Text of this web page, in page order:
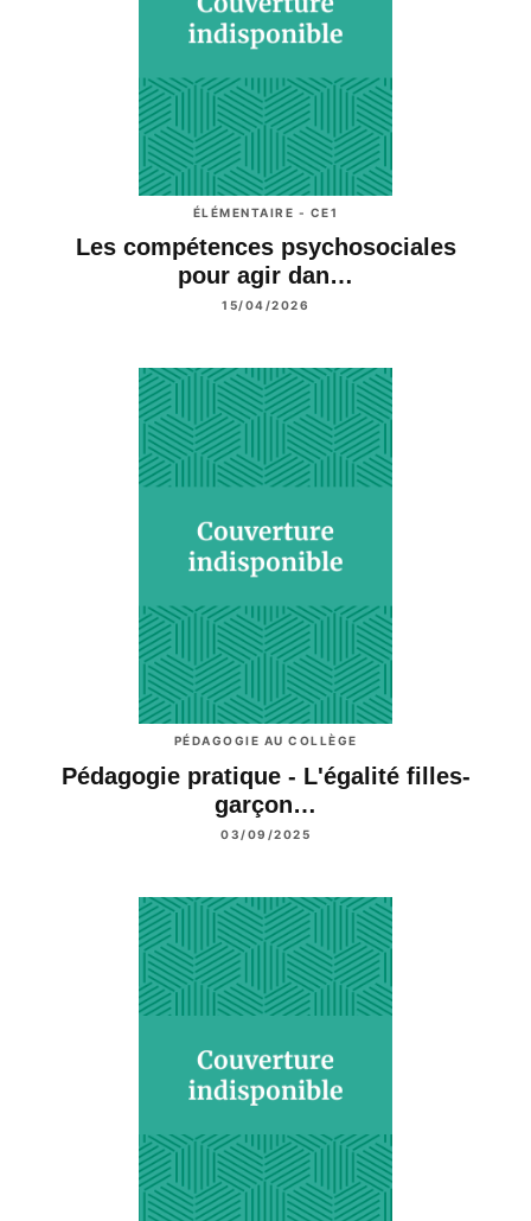
ÉLÉMENTAIRE - CE1
Les compétences psychosociales
pour agir dan…
15/04/2026
PÉDAGOGIE AU COLLÈGE
Pédagogie pratique - L'égalité filles-
garçon…
03/09/2025